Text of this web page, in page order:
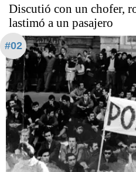
Discutió con un chofer,
lastimó a un pasajero
#02